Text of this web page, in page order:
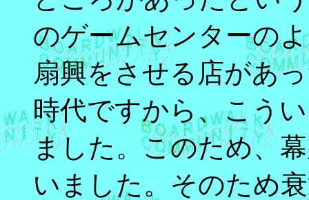
のゲームセンターの
扇興をさせる店があ
時代ですから、こう
ました。このため、
いました。そのため